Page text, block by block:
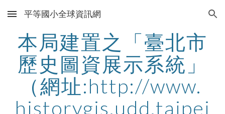
Skip to main content Skip to navigation
平等國小全球資訊網
本局建置之「臺北市
歷史圖資展示系統」
（網址:http://www.
historygis.udd.taipei